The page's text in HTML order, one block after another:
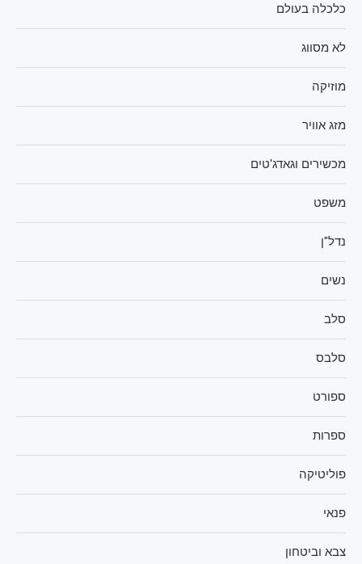
כלכלה בעולם
לא מסווג
מוזיקה
מזג אוויר
מכשירים וגאדג'טים
משפט
נדל"ן
נשים
סלב
סלבס
ספורט
ספרות
פוליטיקה
פנאי
צבא וביטחון